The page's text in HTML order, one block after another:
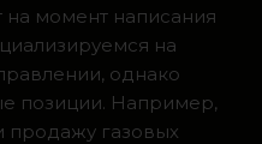
на момент написания
на
однако
позиции. Например,
продажу газовых